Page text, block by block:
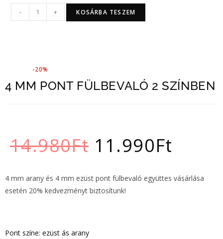
- + KOSÁRBA TESZEM
-20%
4 MM PONT FÜLBEVALÓ 2 SZÍNBEN
14.980Ft 11.990Ft
4 mm arany és 4 mm ezüst pont fülbevaló együttes vásárlása
esetén 20% kedvezményt biztosítunk!
Pont színe: ezüst ás arany